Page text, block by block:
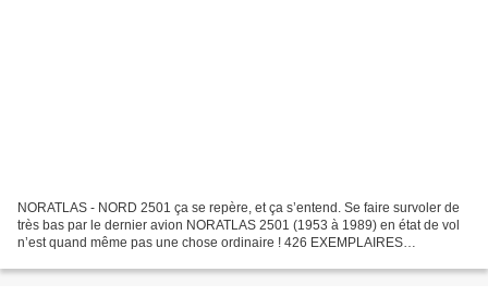
NORATLAS - NORD 2501 ça se repère, et ça s’entend. Se faire survoler de
très bas par le dernier avion NORATLAS 2501 (1953 à 1989) en état de vol
n’est quand même pas une chose ordinaire ! 426 EXEMPLAIRES
v=U5TtwqeVyBY...